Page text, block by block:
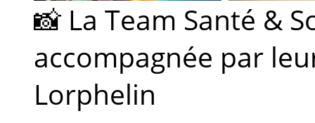
📸 La Team Santé &
accompagnée par
Lorphelin